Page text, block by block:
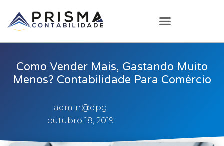
Como Vender Mais, Gastando Muito
Menos? Contabilidade Para Comércio
admin@dpg
outubro 18, 2019